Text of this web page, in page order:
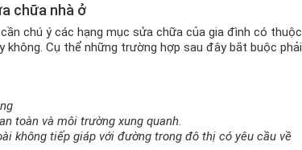
chữa nhà ở
chú ý các hạng mục sửa chữa của gia đình có thuộc
không. Cụ thể những trường hợp sau đây bắt buộc phải
toàn và môi trường xung quanh.
không tiếp giáp với đường trong đô thị có yêu cầu về